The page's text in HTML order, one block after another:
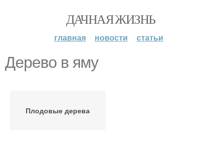
ДАЧНАЯ ЖИЗНЬ
главная новости статьи
Дерево в яму
Плодовые дерева